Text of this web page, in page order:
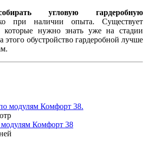
угловую гардеробную
при наличии опыта. Существует
которые нужно знать уже на стадии
этого обустройство гардеробной лучше
модулям Комфорт 38